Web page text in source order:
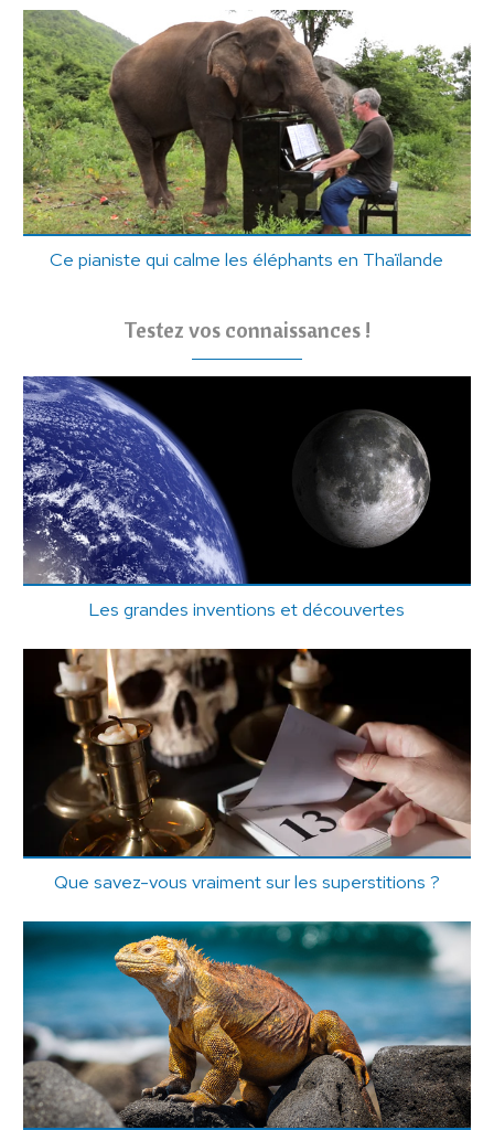
Ce pianiste qui calme les éléphants en Thaïlande
Testez vos connaissances !
Les grandes inventions et découvertes
Que savez-vous vraiment sur les superstitions ?